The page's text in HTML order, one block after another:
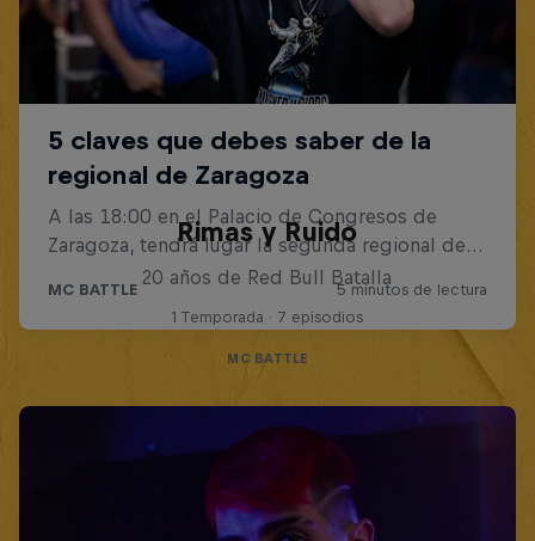
Rimas y Ruido
20 años de Red Bull Batalla
1 Temporada · 7 episodios
MC BATTLE